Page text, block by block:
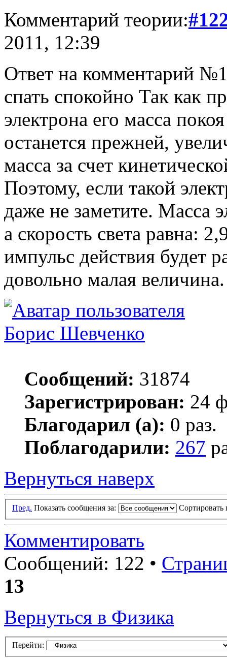
Комментарий теории:
2011, 12:39
Ответ на комментарий
спать спокойно Так как
электрона его масса
останется прежней,
масса за счет
Поэтому, если такой
даже не заметите. Масса
а скорость света равна:
импульс действия будет
довольно малая
Борис Шевченко
Сообщений: 31874
Зарегистрирован: 24
Благодарил (а): 0 раз.
Поблагодарили: 267
Вернуться наверх
Пред. Показать сообщения за: Сортировать
Комментировать
Сообщений: 122 •
13
Вернуться в Физика
Перейти: